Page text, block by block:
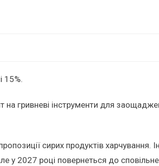
15%.
на гривневі інструменти для
сирих продуктів харчування.
у 2027 році повернеться до